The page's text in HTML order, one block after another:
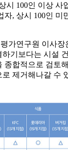
시 100인 이상 사
자, 상시 100인 미
가연구원 이사장
기보다는 시설
종합적으로 검토
제거해나갈 수